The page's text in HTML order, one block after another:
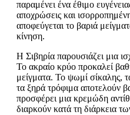
παραμένει ένα έθιμο
αποχρώσεις και
αποφεύγεται το βαριά
κίνηση.
Η Σιβηρία παρουσιάζει μια
Το ακραίο κρύο προκαλεί
μείγματα. Το ψωμί σίκαλης,
τα ξηρά τρόφιμα αποτελούν
προσφέρει μια κρεμώδη
διαρκούν κατά τη διάρκεια